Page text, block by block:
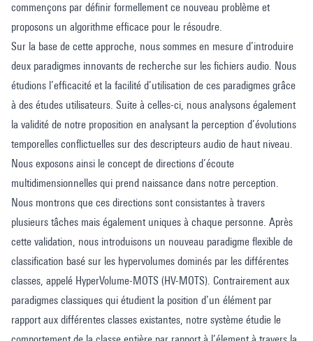
commençons par définir formellement ce nouveau problème et
proposons un algorithme efficace pour le résoudre.
Sur la base de cette approche, nous sommes en mesure d’introduire
deux paradigmes innovants de recherche sur les fichiers audio. Nous
étudions l’efficacité et la facilité d’utilisation de ces paradigmes grâce
à des études utilisateurs. Suite à celles-ci, nous analysons également
la validité de notre proposition en analysant la perception d’évolutions
temporelles conflictuelles sur des descripteurs audio de haut niveau.
Nous exposons ainsi le concept de directions d’écoute
multidimensionnelles qui prend naissance dans notre perception.
Nous montrons que ces directions sont consistantes à travers
plusieurs tâches mais également uniques à chaque personne. Après
cette validation, nous introduisons un nouveau paradigme flexible de
classification basé sur les hypervolumes dominés par les différentes
classes, appelé HyperVolume-MOTS (HV-MOTS). Contrairement aux
paradigmes classiques qui étudient la position d’un élément par
rapport aux différentes classes existantes, notre système étudie le